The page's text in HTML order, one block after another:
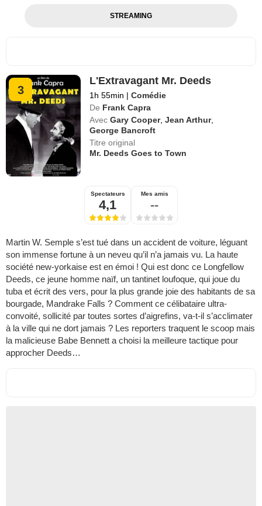
STREAMING
3
L'Extravagant Mr. Deeds
1h 55min | Comédie
De Frank Capra
Avec Gary Cooper,Jean Arthur,
George Bancroft
Titre original
Mr. Deeds Goes to Town
Spectateurs
4,1
Mes amis
--
Martin W. Semple s’est tué dans un accident de voiture, léguant
son immense fortune à un neveu qu’il n’a jamais vu. La haute
société new-yorkaise est en émoi ! Qui est donc ce Longfellow
Deeds, ce jeune homme naïf, un tantinet loufoque, qui joue du
tuba et écrit des vers, pour la plus grande joie des habitants de sa
bourgade, Mandrake Falls ? Comment ce célibataire ultra-
convoité, sollicité par toutes sortes d’aigrefins, va-t-il s’acclimater
à la ville qui ne dort jamais ? Les reporters traquent le scoop mais
la malicieuse Babe Bennett a choisi la meilleure tactique pour
approcher Deeds…